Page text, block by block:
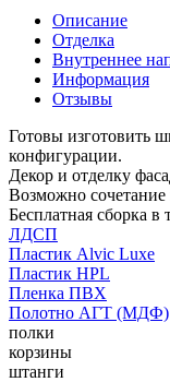
Описание
Отделка
Внутреннее
Информация
Отзывы
Готовы изготовить
конфигурации.
Декор и отделку
Возможно сочетание
Бесплатная сборка в
ЛДСП
Пластик Alvic Luxe
Пластик HPL
Пленка ПВХ
Полотно АГТ (МДФ)
полки
корзины
штанги